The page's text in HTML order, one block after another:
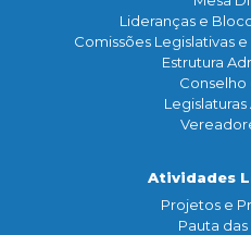
Lideranças e
Comissões Legislativas
Estrutura
Conselho
Atividades
Projetos e
Pauta